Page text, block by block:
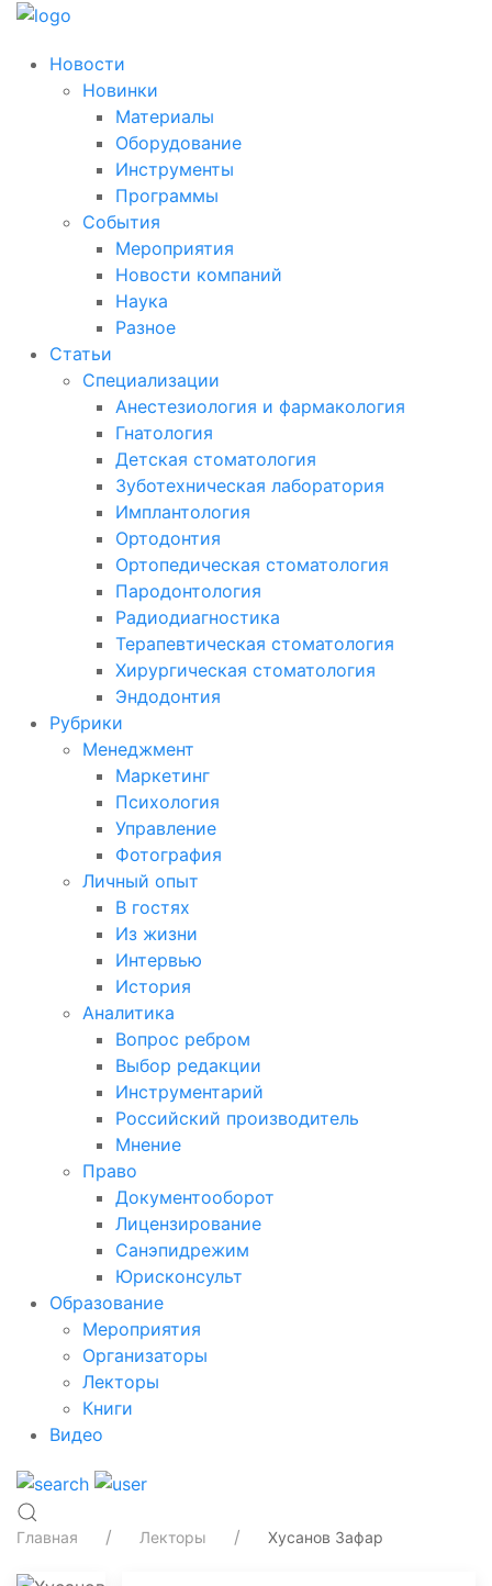
Новости
Новинки
Материалы
Оборудование
Инструменты
Программы
События
Мероприятия
Новости компаний
Наука
Разное
Статьи
Специализации
Анестезиология и фармакология
Гнатология
Детская стоматология
Зуботехническая лаборатория
Имплантология
Ортодонтия
Ортопедическая стоматология
Пародонтология
Радиодиагностика
Терапевтическая стоматология
Хирургическая стоматология
Эндодонтия
Рубрики
Менеджмент
Маркетинг
Психология
Управление
Фотография
Личный опыт
В гостях
Из жизни
Интервью
История
Аналитика
Вопрос ребром
Выбор редакции
Инструментарий
Российский производитель
Мнение
Право
Документооборот
Лицензирование
Санэпидрежим
Юрисконсульт
Образование
Мероприятия
Организаторы
Лекторы
Книги
Видео
Главная Лекторы Хусанов Зафар